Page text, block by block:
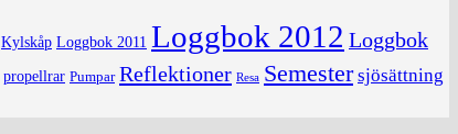
Kylskåp Loggbok 2011 Loggbok 2012 Loggbok
propellrar Pumpar Reflektioner Resa Semester sjösättning